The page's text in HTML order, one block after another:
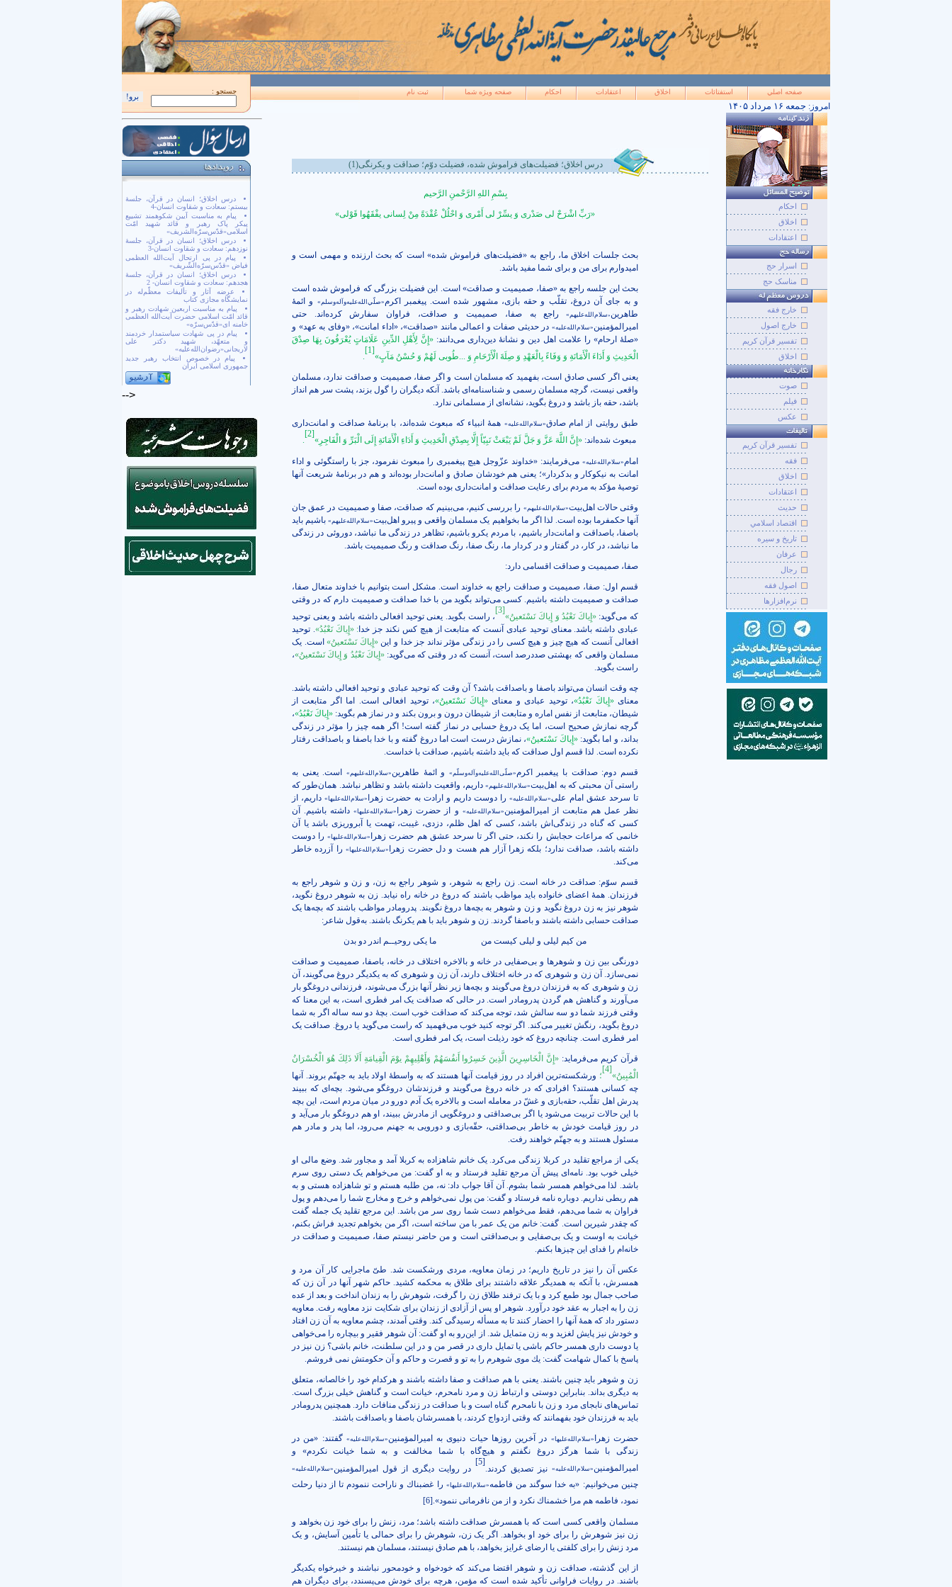
جستجو : صفحه اصلي استفتائات اخلاق اعتقادات احکام صفحه ويژه شما ثبت نام
امروز: ۱۴۰۵ جمعه ۱۶ مرداد
درس اخلاق؛ انسان در قرآن، جلسۀ
بیستم: سعادت و شقاوت انسان-4
پیام به مناسبت آیین شکوهمند تشییع
پیکر پاک رهبر و قائد شهید امّت
اسلامی«قدّس‌سرّه‌الشریف»
درس اخلاق؛ انسان در قرآن، جلسۀ
نوزدهم: سعادت و شقاوت انسان-3
پیام در پی ارتحال آیت‌الله العظمی
فیاض «قدّس‌سرّه‌الشّریف»
درس اخلاق؛ انسان در قرآن، جلسۀ
هجدهم: سعادت و شقاوت انسان- 2
عرضه آثار و تألیفات معظّم‌له در
نمایشگاه مجازی کتاب
پیام به مناسبت اربعین شهادت رهبر و
قائد امّت اسلامی حضرت آیت‌الله العظمی
خامنه ای«قدّس‌سرّه»
پیام در پی شهادت سیاستمدار خردمند
و متعهّد، شهید دکتر علی
لاریجانی«رضوان‌الله‌علیه»
پیام در خصوص انتخاب رهبر جدید
جمهوری اسلامی ایران
-->
درس اخلاق؛ فضیلت‌های فراموش شده، فضیلت دوّم؛ صداقت و یکرنگی(1)
بِسْمِ‏ اللهِ الرَّحْمنِ الرَّحیم‏
«رَبِّ اشْرَحْ لی صَدْری‏ وَ یسِّرْ لی أَمْری وَ احْلُلْ عُقْدَةً مِنْ لِسانی یفْقَهُوا قَوْلی‏»
بحث جلسات اخلاق ما، راجع به «فضیلت‌های فراموش شده» است که بحث ارزنده­ و مهمی است و
امیدوارم برای من و برای شما مفید باشد.
بحث این جلسه راجع به «صفا، صمیمیت و صداقت» است. این فضیلت بزرگی که فراموش شده است
و به جای آن دروغ، تقلّب و حقه بازی، مشهور شده است. پیغمبر اکرم «صلّي‌الله‌عليه‌وآله‌وسلم»
و ائمۀ
طاهرین«سلام‌الله‌علیهم»
راجع به صفا، صمیمیت و صداقت، فراوان سفارش کرده‌اند. حتی
امیرالمؤمنین«سلام‌الله‌علیه» در حدیثی صفات و اعمالی مانند «صداقت»، «اداء امانت»، «وفای به عهد» و
«صلۀ ارحام» را علامت اهل دین و نشانۀ دین‌داری می‌دانند:«إِنَّ لِأَهْلِ الدِّينِ عَلَامَاتٍ‏ يُعْرَفُونَ‏ بِهَا صِدْقَ‏
الْحَدِيثِ وَ أَدَاءَ الْأَمَانَةِ وَ وَفَاءً بِالْعَهْدِ وَ صِلَةَ الْأَرْحَامِ وَ ...طُوبى‏ لَهُمْ وَ حُسْنُ مَآبٍ‏»
[1]
.
یعنی اگر کسی صادق است، بفهمید که مسلمان است و اگر صفا، صمیمیت و صداقت ندارد، مسلمان
واقعی نیست، گرچه مسلمان رسمی و شناسنامه‌ای باشد. آنکه دیگران را گول بزند، پشت سر هم انداز
باشد، حقه باز باشد و دروغ بگوید، نشانه‌ای از مسلمانی ندارد.
طبق روایتی از امام صادق«سلام‌الله‌علیه» همۀ انبیاء که مبعوث شده‌اند، با برنامۀ صداقت و امانت‌داری
مبعوث شده‌اند: «إِنَّ اللَّهَ عَزَّ وَ جَلَّ لَمْ يَبْعَثْ نَبِيّاً إِلَّا بِصِدْقِ الْحَدِيثِ وَ أَدَاءِ الْأَمَانَةِ إِلَى الْبَرِّ وَ الْفَاجِرِ»
[2]
.
امام «سلام‌الله‌علیه» می‌فرمایند: «خداوند عزّوجل هيچ پيغمبرى را مبعوث نفرمود، جز با راستگوئى و اداء
امانت به نيكوكار و بدكردار»؛ یعنی هم خودشان صادق و امانت‌دار بوده‌اند و هم در برنامۀ شریعت آنها
توصیۀ مؤکد به مردم برای رعایت صداقت و امانت‌داری بوده است.
وقتی حالات اهل‌بیت«سلام‌الله‌علیهم» را بررسی کنیم، می‌‌بینیم که صداقت، صفا و صمیمیت در عمق جان
آنها حکمفرما بوده است. لذا اگر ما بخواهیم یک مسلمان واقعی و پیرو اهل‌بیت«سلام‌الله‌علیهم»باشیم باید
باصفا، باصداقت و امانت‌دار باشیم، با مردم یکرو باشیم، تظاهر در زندگی ما نباشد، دوروئی در زندگی
ما نباشد، در کار، در گفتار و در کردار ما، رنگ صفا، رنگ صداقت و رنگ صمیمیت باشد.
صفا، صمیمیت و صداقت اقسامی دارد:
قسم اول: صفا، صمیمیت و صداقت راجع به خداوند است. مشکل است بتوانیم با خداوند متعال صفا،
صداقت و صمیمیت داشته باشیم. کسی می‌تواند بگوید من با خدا صداقت و صمیمیت دارم که در وقتی
که می‌گوید:«إِیاكَ نَعْبُدُ وَ إِیاكَ نَسْتَعینُ»
[3]
، راست بگوید. یعنی توحید افعالی داشته باشد و یعنی توحید
عبادی داشته باشد. معنای توحید عبادی آنست که متابعت از هیچ کس نکند جز خدا : «إِیاكَ نَعْبُدُ». توحید
افعالی آنست که هیچ چیز و هیچ کسی را در زندگی مؤثر نداند جز خدا و این«إِیاكَ نَسْتَعینُ»است. یک
مسلمان واقعی که بهشتی صددرصد است، آنست که در وقتی که می‌گوید:«إِیاكَ نَعْبُدُ وَ إِیاكَ نَسْتَعینُ»،
راست بگوید.
چه وقت انسان می‌تواند باصفا و باصداقت باشد؟ آن وقت که توحید عبادی و توحید افعالی داشته باشد.
معنای«إِیاكَ نَعْبُدُ»، توحید عبادی و معنای«إِیاكَ نَسْتَعینُ»، توحید افعالی است. اما اگر متابعت از
شیطان، متابعت از نفس اماره و متابعت از شیطان درون و برون بکند و در نماز هم بگوید: «إِیاكَ نَعْبُدُ»،
گرچه نمازش صحیح است، اما یک دروغ حسابی در نماز گفته است! اگر همه چیز را مؤثر در زندگی
بداند، و اما بگوید:«إِیاكَ نَسْتَعینُ»، نمازش درست است اما دروغ گفته و با خدا باصفا و باصداقت رفتار
نکرده است. لذا قسم اول صداقت که باید داشته باشیم، صداقت با خداست.
قسم دوم: صداقت با پیغمبر اکرم «صلّی‌الله‌علیه‌وآله‌وسلّم» و ائمۀ طاهرین«سلام‌الله‌علیهم»
است. یعنی به
راستی آن محبتی که به اهل‌بیت«سلام‌الله‌علیهم»داریم، واقعیت داشته باشد و تظاهر نباشد. همان‌طور که
تا سرحد عشق امام علی«‌سلام‌الله‌علیه»را دوست داریم و ارادت به حضرت زهرا «‌سلام‌الله‌علیها»داریم، از
نظر عمل هم متابعت از امیرالمؤمنین«سلام‌الله‌علیه» و از حضرت زهرا «‌سلام‌الله‌علیها»داشته باشیم. آن
کسی که گناه در زندگی‌اش باشد، کسی که اهل ظلم، دزدی، غیبت، تهمت یا آبروریزی باشد یا آن
خانمی که مراعات حجابش را نکند، حتی اگر تا سرحد عشق هم حضرت زهرا
«‌سلام‌الله‌علیها»را دوست
داشته باشد، صداقت ندارد؛ بلکه زهرا آزار هم هست و دل حضرت زهرا
«‌سلام‌الله‌علیها»را آزرده خاطر
می‌کند.
قسم سوّم: صداقت در خانه است. زن راجع به شوهر، و شوهر راجع به زن، و زن و شوهر راجع به
فرزندان. همۀ اعضای خانواده باید مواظب باشند که دروغ در خانه راه نیابد. زن به شوهر دروغ نگوید،
شوهر نیز به زن دروغ نگوید و زن و شوهر به بچه‌ها دروغ نگویند. پدرومادر مواظب باشند که بچه‌ها یک
صداقت حسابی داشته باشند و باصفا گردند. زن و شوهر باید با هم یکرنگ باشند. به‌قول شاعر:
من‌ كیم‌ لیلی و لیلی‌ كیست‌ من ما یكی‌ روحیــم‌ اندر دو بدن‌
دورنگی بین زن و شوهرها و بی‌صفایی در خانه و بالاخره اختلاف‌ در خانه، باصفا، صمیمیت و صداقت
نمی‌سازد. آن زن و شوهری که در خانه اختلاف دارند، آن زن و شوهری که به یکدیگر دروغ می‌گویند، آن
زن و شوهری که به فرزندان دروغ می‌گویند و بچه‌ها زیر نظر آنها بزرگ می‌شوند، فرزندانی دروغگو بار
می‌‌آورند و گناهش هم گردن پدرومادر است. در حالی که صداقت یک امر فطری است، به این معنا که
وقتی فرزند شما دو سه سالش شد، توجه می‌کند که صداقت خوب است. بچۀ دو سه ساله اگر به شما
دروغ بگوید، رنگش تغییر می‌کند. اگر توجه کنید خوب می‌فهمید که راست می‌گوید یا دروغ. صداقت یک
امر فطری است. چنانچه دروغ که خود رذیلت است، یک امر فطری است.
قرآن کریم می‌فرماید: «إِنَّ الْخَاسِرِینَ الَّذِینَ خَسِرُوا أَنفُسَهُمْ وَأَهْلِیهِمْ یوْمَ الْقِیامَةِ أَلَا ذَلِكَ هُوَ الْخُسْرَانُ
الْمُبِینُ»
[4]
؛ ورشکسته‌ترین افراد در روز قیامت آنها هستند که به واسطۀ اولاد باید به جهنّم بروند. آنها
چه کسانی هستند؟ افرادی که در خانه دروغ می‌گویند و فرزندشان دروغگو می‌شود. بچه‌ای که ببیند
پدرش اهل تقلّب، حقه‌بازی و غشّ در معامله است و بالاخره یک آدم دورو در میان مردم است، این بچه
با این حالات تربیت می‌شود یا اگر بی‌صداقتی و دروغگویی از مادرش ببیند، او هم دروغگو بار می‌آید و
در روز قیامت خودش به خاطر بی‌صداقتی، حقّه‌بازی و دورویی به جهنم می‌رود، اما پدر و مادر هم
مسئول هستند و به جهنّم خواهند رفت.
یکی از مراجع تقلید در کربلا زندگی می‌کرد. یک خانم شاهزاده به کربلا آمد و مجاور شد. وضع مالی او
خیلی خوب بود. نامه‌ای پیش آن مرجع تقلید فرستاد و به او گفت: من می‌خواهم یک دستی روی سرم
باشد. لذا می‌خواهم همسر شما بشوم. آن آقا جواب داد: نه، من طلبه هستم و تو شاهزاده هستی و به
هم ربطی نداریم. دوباره نامه فرستاد و گفت: من پول نمی‌خواهم و خرج و مخارج شما را می‌دهم و پول
فراوان به شما می‌دهم، فقط می‌خواهم دست شما روی سر من باشد. این مرجع تقلید یک جمله گفت
که چقدر شیرین است. گفت: خانم من یک عمر با من ساخته است، اگر من بخواهم تجدید فراش بکنم،
خیانت به اوست و یک بی‌صفایی و بی‌صداقتی است و من حاضر نیستم صفا، صمیمیت و صداقت در
خانه‌ام را فدای این چیزها بکنم.
عکس آن را نیز در تاریخ داریم؛ در زمان معاويه، مردى ورشكست شد. طیّ ماجرایی کار آن مرد و
همسرش، با آنکه به همدیگر علاقه داشتند برای طلاق به محکمه کشید. حاکم شهر آنها در آن زن که
صاحب جمال بود طمع کرد و با یک ترفند طلاق زن را گرفت، شوهرش را به زندان انداخت و بعد از عده
زن را به اجبار به عقد خود درآورد. شوهر او پس از آزادی از زندان برای شکایت نزد معاویه رفت. معاويه
دستور داد كه همۀ آنها را احضار کنند تا به مسأله رسیدگی کند. وقتی آمدند، چشم معاويه به آن زن افتاد
و خودش نيز پايش لغزيد و به زن متمایل شد. از این‌رو به او گفت: آن شوهر فقير و بيچاره را مى‌خواهى
يا دوست داری همسر حاکم باشی یا تمایل داری در قصر من و در اين سلطنت، خانم باشی؟ زن نيز در
پاسخ با كمال شهامت گفت: يك موى شوهرم را به تو و قصرت و حاكم و آن حكومتش نمى فروشم.
زن و شوهر باید چنین باشند. یعنی با هم صداقت و صفا داشته باشند و هرکدام خود را خالصانه، متعلق
به دیگری بداند. بنابراین دوستی و ارتباط زن و مرد نامحرم، خیانت است و گناهش خیلی بزرگ است.
تماس‌های نابجای مرد و زن با نامحرم گناه است و با صداقت در زندگی منافات دارد. همچنین پدرومادر
باید به فرزندان خود بفهمانند که وقتی ازدواج کردند، با همسرشان باصفا و باصداقت باشند.
حضرت زهرا «سلام‌الله‌علیها» در آخرین روزها حیات دنیوی به امیرالمؤمنین«سلام‌الله‌علیه» گفتند: «من در
زندگی با شما هرگز دروغ نگفتم و هیچ‌گاه با شما مخالفت و به شما خیانت نكردم» و
امیرالمؤمنین«سلام‌الله‌علیه»نیز تصدیق کردند.
[5]
در روایت دیگری از قول امیرالمؤمنین «سلام‌الله‌علیه»
چنین می‌خوانیم: «به خدا سوگند من فاطمه«سلام‌الله‌علیها» را غضبناك و ناراحت ننمودم تا از دنيا رحلت
نمود، فاطمه هم مرا خشمناك نكرد و از من نافرمانى ننمود». [6]
مسلمان واقعی کسی است که با همسرش صداقت داشته باشد؛ مرد، زنش را برای خود زن بخواهد و
زن نیز شوهرش را برای خود او بخواهد. اگر یک زن، شوهرش را برای حمالی یا تأمین آسایش، و یک
مرد زنش را برای کلفتی یا ارضای غرایز بخواهد، با هم صادق نیستند، مسلمان هم نیستند.
از این گذشته، صداقت زن و شوهر اقتضا می‌کند که خودخواه و خودمحور نباشند و خیرخواه یکدیگر
باشند. در روایات فراوانی تأکید شده است که مؤمن، هرچه برای خودش می‌پسندد، برای دیگران هم
احکام
اخلاق
اعتقادات
اسرار حج
مناسک حج
خارج فقه
خارج اصول
تفسیر قرآن کریم
اخلاق
صوت
فيلم
عکس
تفسير قرآن کريم
فقه
اخلاق
اعتقادات
حديث
اقتصاد اسلامي
تاريخ و سيره
عرفان
رجال
اصول فقه
نرم‌افزارها